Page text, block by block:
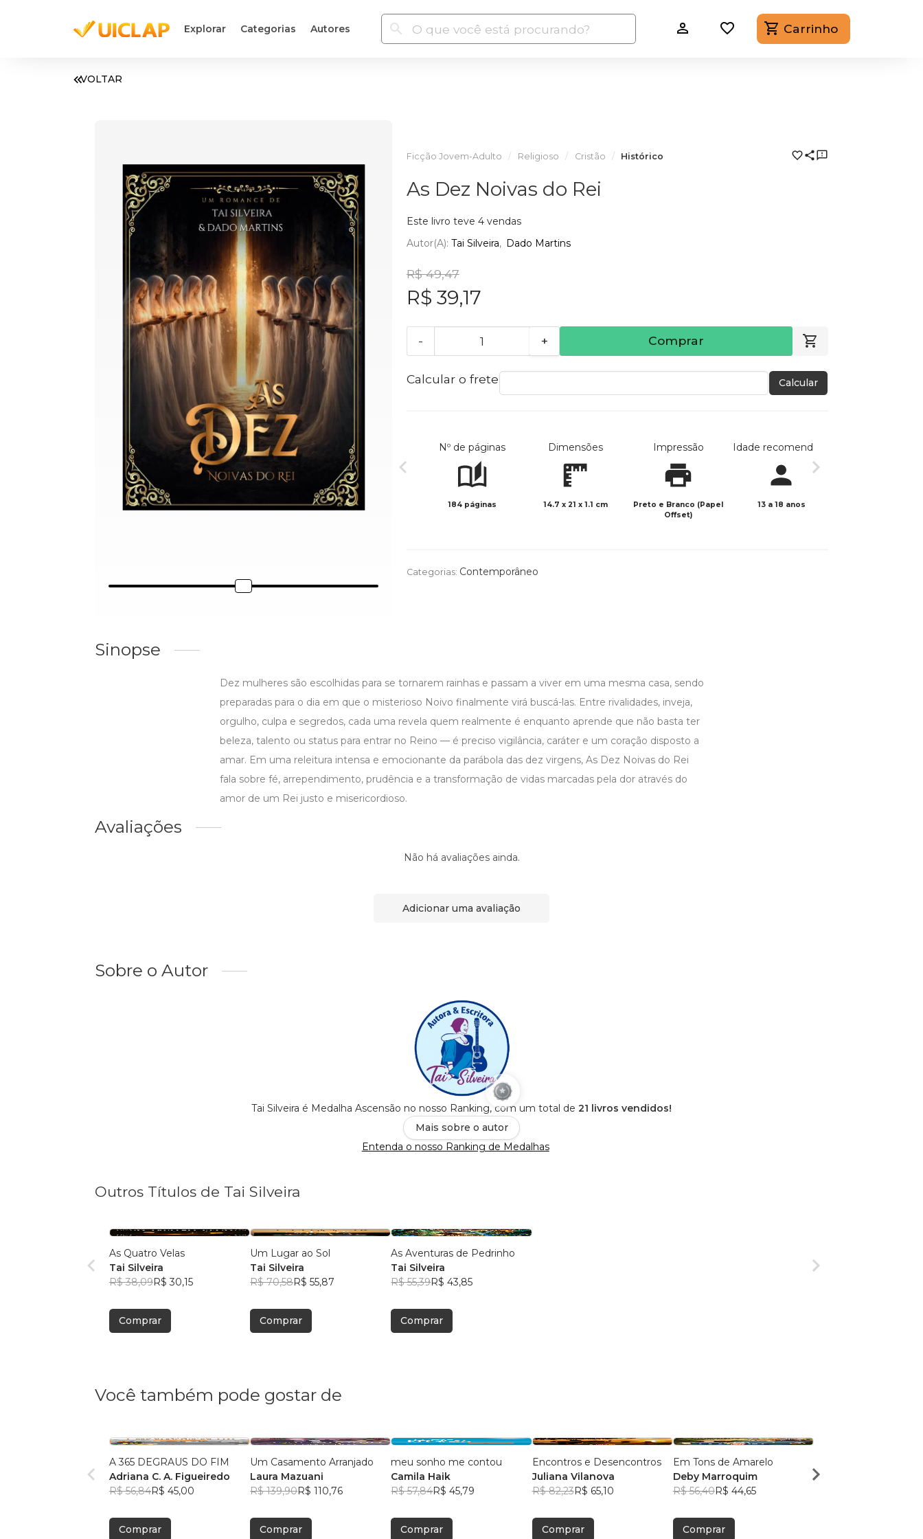
Explorar Categorias Autores Carrinho
VOLTAR
Ficção Jovem-Adulto Religioso Cristão Histórico
As Dez Noivas do Rei
Este livro teve 4 vendas
Autor(a): Tai Silveira Dado Martins
R$ 49,47
R$ 39,17
- + Comprar
Calcular o frete Calcular
Nº de páginas
184 páginas
Dimensões
14.7 x 21 x 1.1 cm
Impressão
Preto e Branco (Papel
Offset)
Idade recomendada
13 a 18 anos
Categorias: Contemporâneo
Sinopse
Dez mulheres são escolhidas para se tornarem rainhas e passam a viver em uma mesma casa, sendo
preparadas para o dia em que o misterioso Noivo finalmente virá buscá-las. Entre rivalidades, inveja,
orgulho, culpa e segredos, cada uma revela quem realmente é enquanto aprende que não basta ter
beleza, talento ou status para entrar no Reino — é preciso vigilância, caráter e um coração disposto a
amar. Em uma releitura intensa e emocionante da parábola das dez virgens, As Dez Noivas do Rei
fala sobre fé, arrependimento, prudência e a transformação de vidas marcadas pela dor através do
amor de um Rei justo e misericordioso.
Avaliações
Não há avaliações ainda.
Adicionar uma avaliação
Sobre o Autor
Tai Silveira é Medalha Ascensão no nosso Ranking, com um total de 21 livros vendidos!
Mais sobre o autor
Entenda o nosso Ranking de Medalhas
Outros Títulos de Tai Silveira
As Quatro Velas
Tai Silveira
R$ 38,09R$ 30,15
Comprar
Um Lugar ao Sol
Tai Silveira
R$ 70,58R$ 55,87
Comprar
As Aventuras de Pedrinho
Tai Silveira
R$ 55,39R$ 43,85
Comprar
Você também pode gostar de
A 365 DEGRAUS DO FIM
Adriana C. A. Figueiredo
R$ 56,84R$ 45,00
Comprar
Um Casamento Arranjado
Laura Mazuani
R$ 139,90R$ 110,76
Comprar
meu sonho me contou
Camila Haik
R$ 57,84R$ 45,79
Comprar
Encontros e Desencontros
Juliana Vilanova
R$ 82,23R$ 65,10
Comprar
Em Tons de Amarelo
Deby Marroquim
R$ 56,40R$ 44,65
Comprar
Maurício de Souza